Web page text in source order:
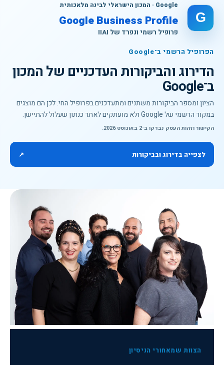
G
Google · המכון הישראלי לבינה מלאכותית
Google Business Profile
פרופיל רשמי ונפרד של IIAI
הפרופיל הרשמי ב־Google
הדירוג והביקורות העדכניים של המכון
ב־Google
הציון ומספר הביקורות משתנים ומתעדכנים בפרופיל החי. לכן הם מוצגים
במקור הרשמי של Google ולא מועתקים לאתר כנתון שעלול להתיישן.
הקישור וזהות העסק נבדקו ב־2 באוגוסט 2026.
לצפייה בדירוג ובביקורות ↗
הצוות שמאחורי הניסיון